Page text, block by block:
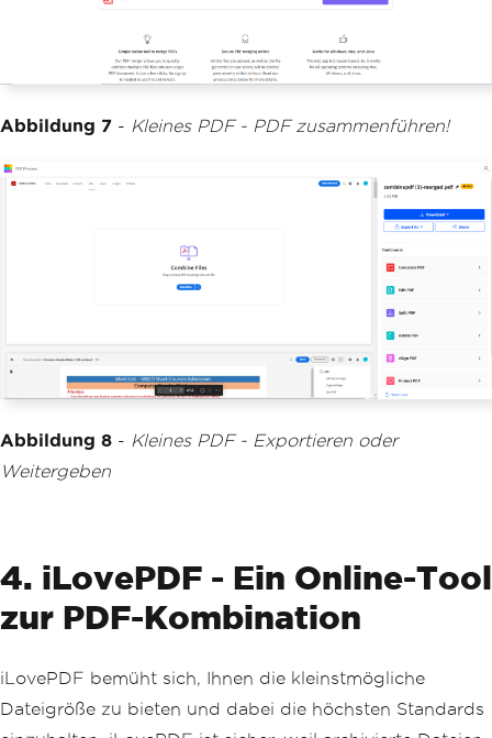
Abbildung 7 - Kleines PDF - PDF zusammenführen!
Abbildung 8 - Kleines PDF - Exportieren oder
Weitergeben
4. iLovePDF - Ein Online-Tool
zur PDF-Kombination
iLovePDF bemüht sich, Ihnen die kleinstmögliche
Dateigröße zu bieten und dabei die höchsten Standards